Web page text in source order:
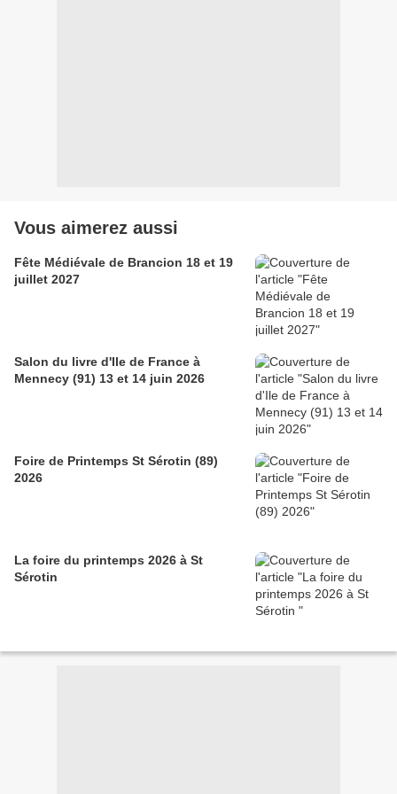
Vous aimerez aussi
Fête Médiévale de Brancion 18 et 19
juillet 2027
Salon du livre d'Ile de France à
Mennecy (91) 13 et 14 juin 2026
Foire de Printemps St Sérotin (89)
2026
La foire du printemps 2026 à St
Sérotin